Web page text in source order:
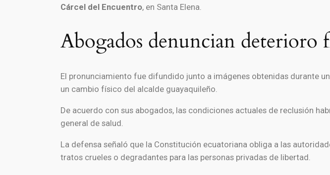
Cárcel del Encuentro, en Santa Elena.
Abogados denuncian deterioro
El pronunciamiento fue difundido junto a imágenes obtenidas durante
un cambio físico del alcalde guayaquileño.
De acuerdo con sus abogados, las condiciones actuales de reclusión
general de salud.
La defensa señaló que la Constitución ecuatoriana obliga a las
tratos crueles o degradantes para las personas privadas de libertad.